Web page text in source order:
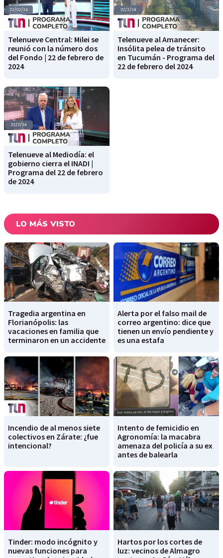
Telenueve Central: Milei se
reunió con la número dos
del Fondo | 22 de febrero de
2024
Telenueve al Amanecer:
Insólita pelea de tránsito
en Tucumán - Programa del
22 de febrero del 2024
Telenueve al Mediodía: el
gobierno cierra el INADI |
Programa del 22 de febrero
de 2024
LO MÁS VISTO
Tragedia argentina en
Florianópolis: las
vacaciones en familia que
terminaron en un accidente
Alerta por el falso mail de
correo argentino: dice que
tienen un envío pendiente y
es una estafa
Incendio de al menos siete
colectivos en Zárate: ¿fue
intencional?
Intento de femicidio en
Agronomía: la macabra
amenaza del policía a su ex
antes de balearla
Tinder: modo incógnito y
nuevas funciones para
Hartos por los cortes de
luz: vecinos de Almagro